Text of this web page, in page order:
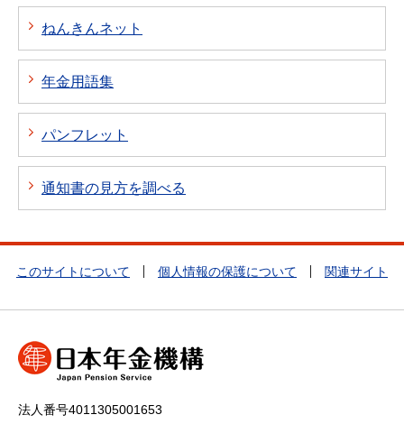
ねんきんネット
年金用語集
パンフレット
通知書の見方を調べる
このサイトについて 個人情報の保護について 関連サイト
法人番号4011305001653